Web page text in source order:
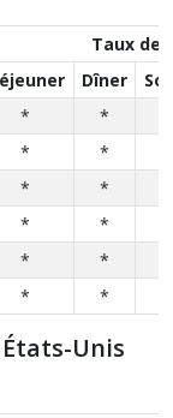
Taux
Dîner
* *
* *
* *
* *
* *
* *
Unis